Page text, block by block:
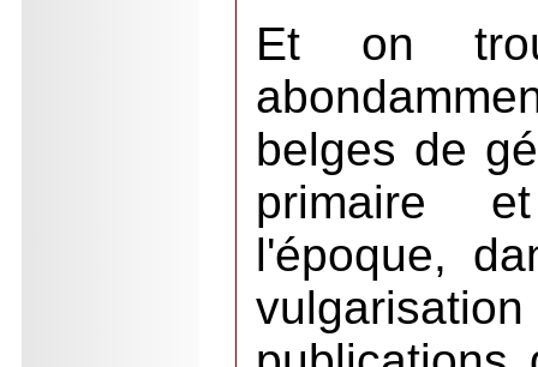
Et on
belges de
primaire
l'époque,